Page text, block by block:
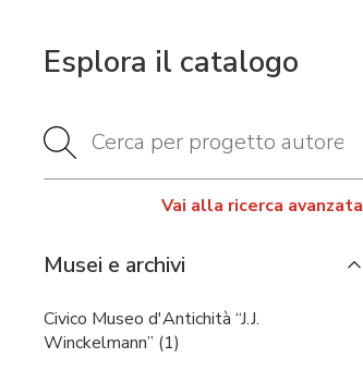
Esplora il catalogo
Vai alla ricerca avanzata
Musei e archivi
Civico Museo d'Antichità “J.J.
Winckelmann” (1)